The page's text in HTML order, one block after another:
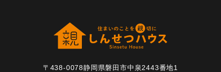
〒438-0078静岡県磐田市中泉2443番地1